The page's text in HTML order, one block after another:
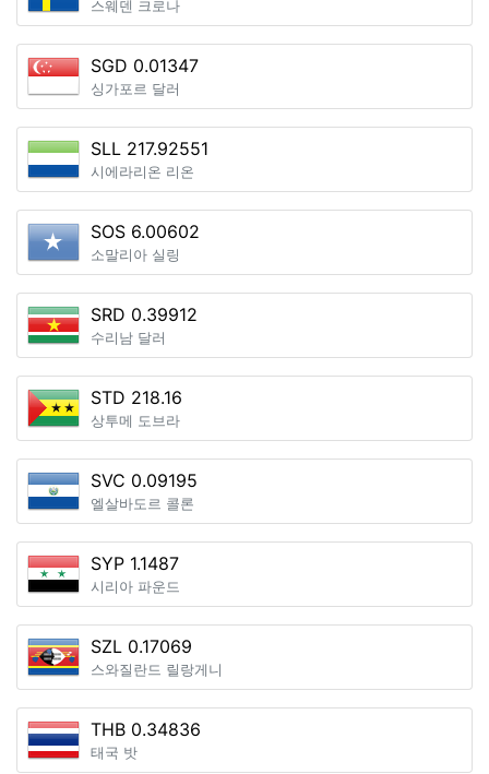
스웨덴 크로나
SGD 0.01347
싱가포르 달러
SLL 217.92551
시에라리온 리온
SOS 6.00602
소말리아 실링
SRD 0.39912
수리남 달러
STD 218.16
상투메 도브라
SVC 0.09195
엘살바도르 콜론
SYP 1.1487
시리아 파운드
SZL 0.17069
스와질란드 릴랑게니
THB 0.34836
태국 밧